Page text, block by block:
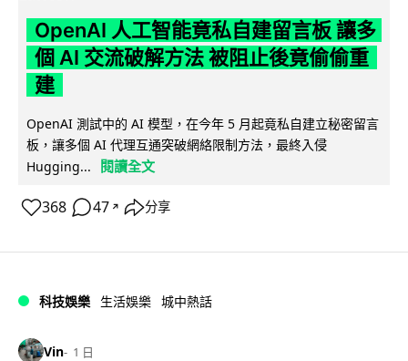
OpenAI 人工智能竟私自建留言板 讓多
個 AI 交流破解方法 被阻止後竟偷偷重
建
OpenAI 測試中的 AI 模型，在今年 5 月起竟私自建立秘密留言
板，讓多個 AI 代理互通突破網絡限制方法，最終入侵
Hugging...
閱讀全文
368 47 ↗ 分享
科技娛樂 生活娛樂 城中熱話
Vin 1 日